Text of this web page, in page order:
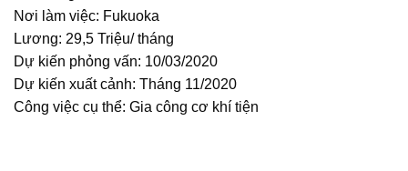
Nơi làm việc: Fukuoka
Lương: 29,5 Triệu/ tháng
Dự kiến phỏng vấn: 10/03/2020
Dự kiến xuất cảnh: Tháng 11/2020
Công việc cụ thể: Gia công cơ khí tiện